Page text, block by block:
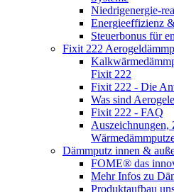
Niedrigenergie-
Energieeffizienz
Steuerbonus für
Fixit 222
Fixit 222
Fixit 222 - Die
Was sind Aerogele
Fixit 222 - FAQ
Auszeichnungen,
Dämmputz innen &
FOME® das
Mehr Infos zu
Produktaufbau